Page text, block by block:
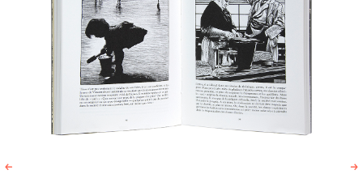
← →